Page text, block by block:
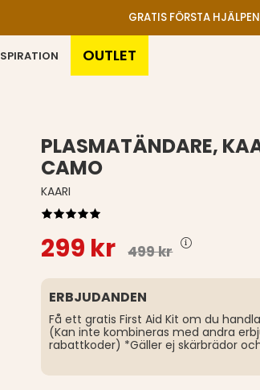
GRATIS FÖRSTA
OUTLET
PLASMATÄNDARE,
CAMO
KAARI
299 kr 499 kr
ERBJUDANDEN
Få ett gratis First Aid Kit om du
(Kan inte kombineras med andra
rabattkoder) *Gäller ej skärbrädor